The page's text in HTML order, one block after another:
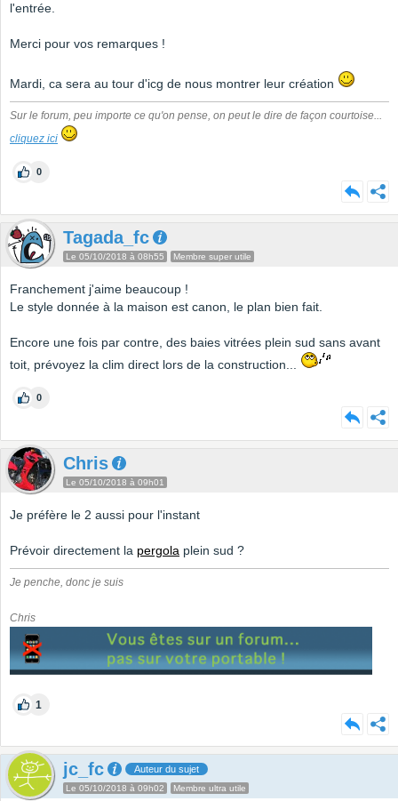
l'entrée.
Merci pour vos remarques !
Mardi, ca sera au tour d'icg de nous montrer leur création
Sur le forum, peu importe ce qu'on pense, on peut le dire de façon courtoise...
cliquez ici
0
Tagada_fc
Le 05/10/2018 à 08h55 Membre super utile
Franchement j'aime beaucoup !
Le style donnée à la maison est canon, le plan bien fait.
Encore une fois par contre, des baies vitrées plein sud sans avant
toit, prévoyez la clim direct lors de la construction...
0
Chris
Le 05/10/2018 à 09h01
Je préfère le 2 aussi pour l'instant
Prévoir directement la pergola plein sud ?
Je penche, donc je suis
Chris
1
jc_fc Auteur du sujet
Le 05/10/2018 à 09h02 Membre ultra utile